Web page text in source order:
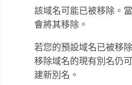
該域名可能已被移除。
會將其移除。
若您的預設域名已被移
移除域名的現有別名仍
建新別名。